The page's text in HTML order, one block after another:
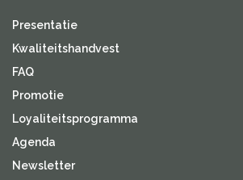
Presentatie
Kwaliteitshandvest
FAQ
Promotie
Loyaliteitsprogramma
Agenda
Newsletter